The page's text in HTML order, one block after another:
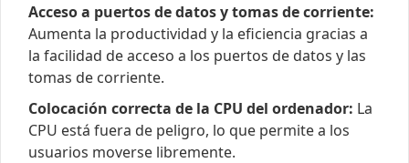
Acceso a puertos de datos y tomas de corriente:
Aumenta la productividad y la eficiencia gracias a
la facilidad de acceso a los puertos de datos y las
tomas de corriente.
Colocación correcta de la CPU del ordenador: La
CPU está fuera de peligro, lo que permite a los
usuarios moverse libremente.